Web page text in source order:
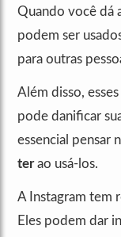
Quando você dá
podem ser
para outras
Além disso,
pode danificar
essencial pensar
terao usá-los.
A Instagram tem
Eles podem dar